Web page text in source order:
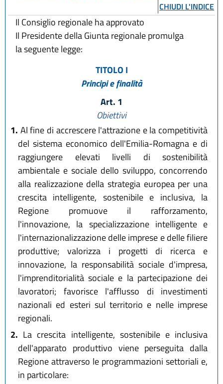
CHIUDI L'INDICE
Il Consiglio regionale ha approvato
Il Presidente della Giunta regionale promulga
la seguente legge:
TITOLO I
Principi e finalità
Art. 1
Obiettivi
1. Al fine di accrescere l'attrazione e la competitività
del sistema economico dell'Emilia-Romagna e di
raggiungere elevati livelli di sostenibilità
ambientale e sociale dello sviluppo, concorrendo
alla realizzazione della strategia europea per una
crescita intelligente, sostenibile e inclusiva, la
Regione promuove il rafforzamento,
l'innovazione, la specializzazione intelligente e
l'internazionalizzazione delle imprese e delle filiere
produttive; valorizza i progetti di ricerca e
innovazione, la responsabilità sociale d'impresa,
l'imprenditorialità sociale e la partecipazione dei
lavoratori; favorisce l'afflusso di investimenti
nazionali ed esteri sul territorio e nelle imprese
regionali.
2. La crescita intelligente, sostenibile e inclusiva
dell'apparato produttivo viene perseguita dalla
Regione attraverso le programmazioni settoriali e,
in particolare: